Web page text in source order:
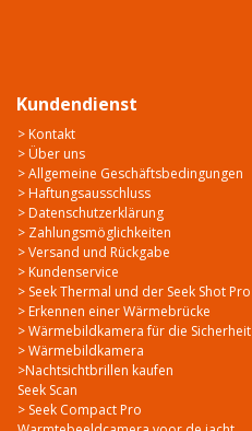
Kundendienst
> Kontakt
> Über uns
> Allgemeine Geschäftsbedingungen
> Haftungsausschluss
> Datenschutzerklärung
> Zahlungsmöglichkeiten
> Versand und Rückgabe
> Kundenservice
> Seek Thermal und der Seek Shot Pro
> Erkennen einer Wärmebrücke
> Wärmebildkamera für die Sicherheit
> Wärmebildkamera
>Nachtsichtbrillen kaufen
Seek Scan
> Seek Compact Pro